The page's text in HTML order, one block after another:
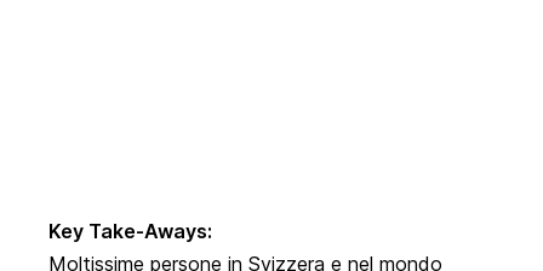
Key Take-Aways:
Moltissime persone in Svizzera e nel mondo